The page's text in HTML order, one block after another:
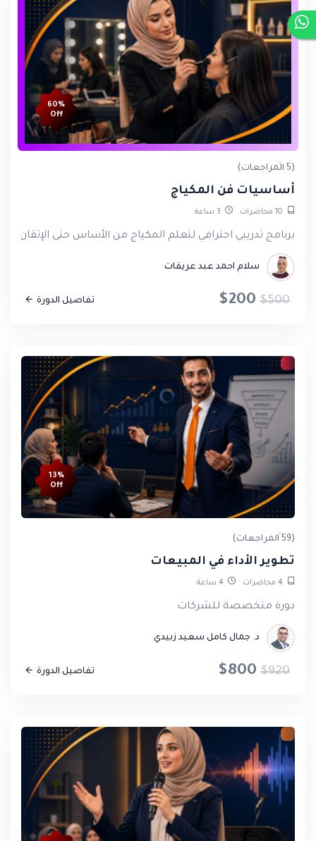
60%
Off
(5 المراجعات)
أساسيات فن المكياج
10محاضرات 3 ساعة
برنامج تدريبي احترافي لتعلم المكياج من الأساس حتى الإتقان
سلام احمد عبد عريقات
$200 $500 تفاصيل الدورة
13%
Off
(59 المراجعات)
تطوير الأداء في المبيعات
4محاضرات 4ساعة
دورة متخصصة للشركات
د. جمال كامل سعيد زبيدي
$800 $920 تفاصيل الدورة